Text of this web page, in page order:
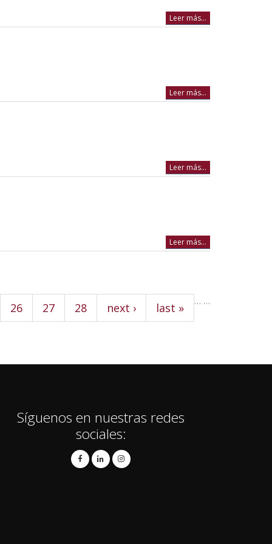
Leer más...
Leer más...
Leer más...
Leer más...
…
26 27 28 …
next › last »
Síguenos en nuestras redes
sociales: